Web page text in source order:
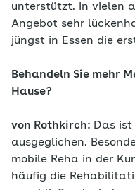
unterstützt. In vielen
Angebot sehr
jüngst in Essen die
Behandeln Sie mehr
Hause?
von Rothkirch: Das ist
ausgeglichen.
mobile Reha in der
häufig die